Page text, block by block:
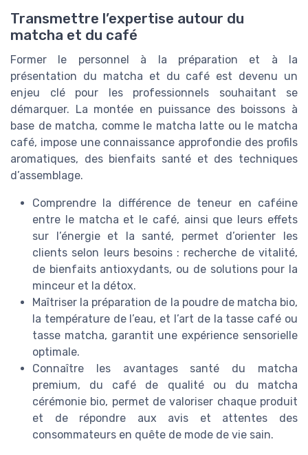
Transmettre l’expertise autour du
matcha et du café
Former le personnel à la préparation et à la
présentation du matcha et du café est devenu un
enjeu clé pour les professionnels souhaitant se
démarquer. La montée en puissance des boissons à
base de matcha, comme le matcha latte ou le matcha
café, impose une connaissance approfondie des profils
aromatiques, des bienfaits santé et des techniques
d’assemblage.
Comprendre la différence de teneur en caféine
entre le matcha et le café, ainsi que leurs effets
sur l’énergie et la santé, permet d’orienter les
clients selon leurs besoins : recherche de vitalité,
de bienfaits antioxydants, ou de solutions pour la
minceur et la détox.
Maîtriser la préparation de la poudre de matcha bio,
la température de l’eau, et l’art de la tasse café ou
tasse matcha, garantit une expérience sensorielle
optimale.
Connaître les avantages santé du matcha
premium, du café de qualité ou du matcha
cérémonie bio, permet de valoriser chaque produit
et de répondre aux avis et attentes des
consommateurs en quête de mode de vie sain.